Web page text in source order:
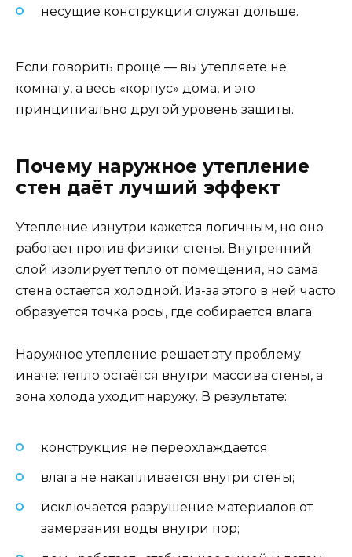
несущие конструкции служат дольше.
Если говорить проще — вы утепляете не
комнату, а весь «корпус» дома, и это
принципиально другой уровень защиты.
Почему наружное утепление
стен даёт лучший эффект
Утепление изнутри кажется логичным, но оно
работает против физики стены. Внутренний
слой изолирует тепло от помещения, но сама
стена остаётся холодной. Из-за этого в ней часто
образуется точка росы, где собирается влага.
Наружное утепление решает эту проблему
иначе: тепло остаётся внутри массива стены, а
зона холода уходит наружу. В результате:
конструкция не переохлаждается;
влага не накапливается внутри стены;
исключается разрушение материалов от
замерзания воды внутри пор;